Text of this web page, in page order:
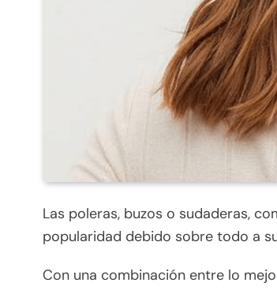
Las poleras, buzos o sudaderas,
popularidad debido sobre todo a
Con una combinación entre lo